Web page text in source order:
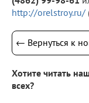
http://orelstroy.ru/
← Вернуться к
Хотите читать
всех?